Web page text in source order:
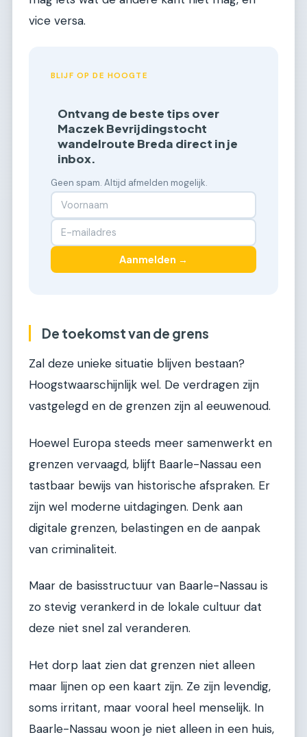
vice versa.
BLIJF OP DE HOOGTE
Ontvang de beste tips over
Maczek Bevrijdingstocht
wandelroute Breda direct in je
inbox.
Geen spam. Altijd afmelden mogelijk.
Aanmelden →
De toekomst van de grens
Zal deze unieke situatie blijven bestaan?
Hoogstwaarschijnlijk wel. De verdragen zijn
vastgelegd en de grenzen zijn al eeuwenoud.
Hoewel Europa steeds meer samenwerkt en
grenzen vervaagd, blijft Baarle-Nassau een
tastbaar bewijs van historische afspraken. Er
zijn wel moderne uitdagingen. Denk aan
digitale grenzen, belastingen en de aanpak
van criminaliteit.
Maar de basisstructuur van Baarle-Nassau is
zo stevig verankerd in de lokale cultuur dat
deze niet snel zal veranderen.
Het dorp laat zien dat grenzen niet alleen
maar lijnen op een kaart zijn. Ze zijn levendig,
soms irritant, maar vooral heel menselijk. In
Baarle-Nassau woon je niet alleen in een huis,